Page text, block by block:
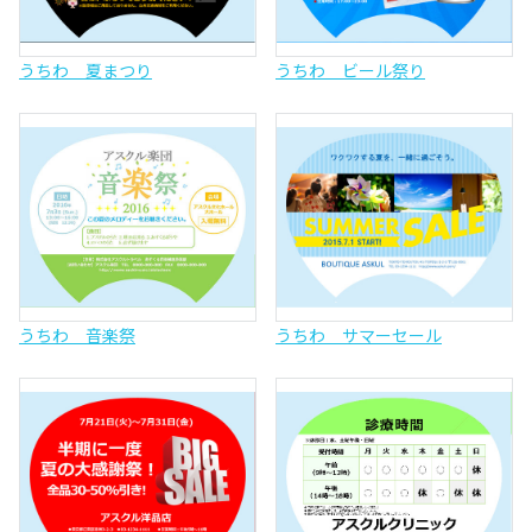
うちわ 夏まつり うちわ ビール祭り
うちわ 音楽祭 うちわ サマーセール